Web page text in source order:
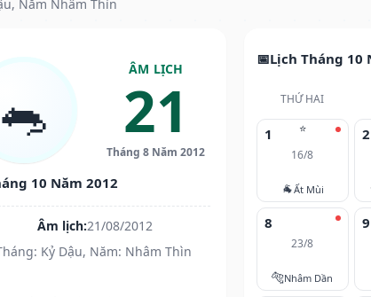
Năm Nhâm Thìn
🐀
ÂM LỊCH
21
Tháng 8 Năm 2012
10 Năm 2012
Âm lịch:21/08/2012
Kỷ Dậu, Năm: Nhâm Thìn
Lịch Tháng 10
THỨ HAI
⭐
1
16/8
🐐Ất Mùi
2
8
23/8
🐅Nhâm Dần
9